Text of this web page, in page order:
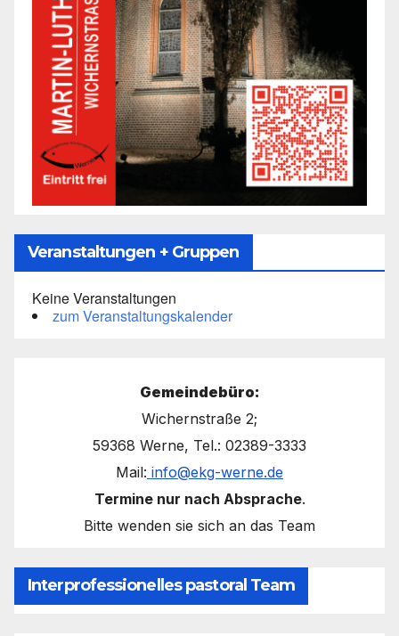
Veranstaltungen + Gruppen
Keine Veranstaltungen
zum Veranstaltungskalender
Gemeindebüro:
Wichernstraße 2;
59368 Werne, Tel.: 02389-3333
Mail: info@ekg-werne.de
Termine nur nach Absprache.
Bitte wenden sie sich an das Team
Interprofessionelles pastoral Team